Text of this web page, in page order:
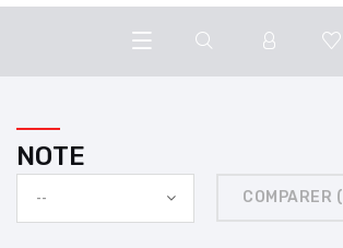
NOTE
-- COMPARER (